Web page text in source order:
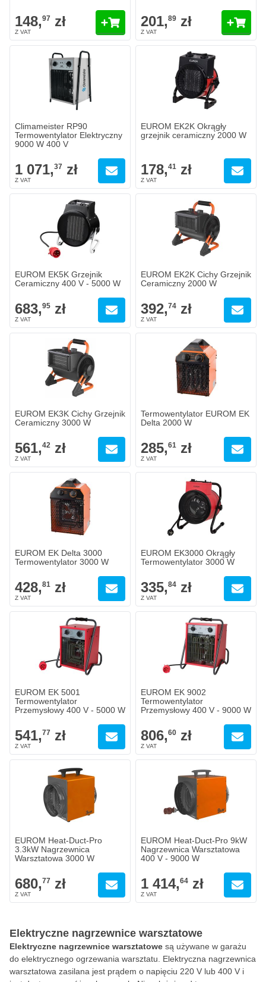
148,97 zł 201,89 zł
Climameister RP90
Termowentylator Elektryczny
9000 W 400 V
1 071,37 zł
EUROM EK2K Okrągły
grzejnik ceramiczny 2000 W
178,41 zł
EUROM EK5K Grzejnik
Ceramiczny 400 V - 5000 W
683,95 zł
EUROM EK2K Cichy Grzejnik
Ceramiczny 2000 W
392,74 zł
EUROM EK3K Cichy Grzejnik
Ceramiczny 3000 W
561,42 zł
Termowentylator EUROM EK
Delta 2000 W
285,61 zł
EUROM EK Delta 3000
Termowentylator 3000 W
428,81 zł
EUROM EK3000 Okrągły
Termowentylator 3000 W
335,84 zł
EUROM EK 5001
Termowentylator
Przemysłowy 400 V - 5000 W
541,77 zł
EUROM EK 9002
Termowentylator
Przemysłowy 400 V - 9000 W
806,60 zł
EUROM Heat-Duct-Pro
3.3kW Nagrzewnica
Warsztatowa 3000 W
680,77 zł
EUROM Heat-Duct-Pro 9kW
Nagrzewnica Warsztatowa
400 V - 9000 W
1 414,64 zł
Elektryczne nagrzewnice warsztatowe
Elektryczne nagrzewnice warsztatowe są używane w garażu
do elektrycznego ogrzewania warsztatu. Elektryczna nagrzewnica
warsztatowa zasilana jest prądem o napięciu 220 V lub 400 V i